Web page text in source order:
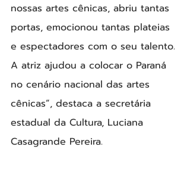
nossas artes cênicas, abriu tantas
portas, emocionou tantas plateias
e espectadores com o seu talento.
A atriz ajudou a colocar o Paraná
no cenário nacional das artes
cênicas”, destaca a secretária
estadual da Cultura, Luciana
Casagrande Pereira.